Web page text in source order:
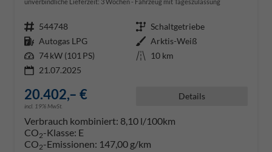
Fahrzeugnr. 544748 Getriebe Schaltgetriebe
Kraftstoff Autogas LPG Außenfarbe Arktis-Weiß
Leistung 74 kW (101 PS) Kilometerstand 10 km
21.07.2025
20.402,– €
incl. 19% MwSt.
Details
Verbrauch kombiniert: 8,10 l/100km
CO2-Klasse: E
CO2-Emissionen: 147,00 g/km